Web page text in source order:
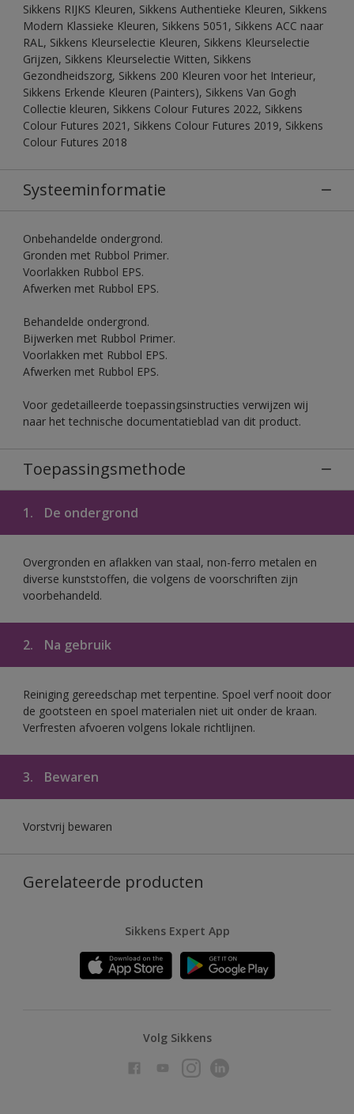
Sikkens RIJKS Kleuren, Sikkens Authentieke Kleuren, Sikkens
Modern Klassieke Kleuren, Sikkens 5051, Sikkens ACC naar
RAL, Sikkens Kleurselectie Kleuren, Sikkens Kleurselectie
Grijzen, Sikkens Kleurselectie Witten, Sikkens
Gezondheidszorg, Sikkens 200 Kleuren voor het Interieur,
Sikkens Erkende Kleuren (Painters), Sikkens Van Gogh
Collectie kleuren, Sikkens Colour Futures 2022, Sikkens
Colour Futures 2021, Sikkens Colour Futures 2019, Sikkens
Colour Futures 2018
Systeeminformatie
Onbehandelde ondergrond.
Gronden met Rubbol Primer.
Voorlakken Rubbol EPS.
Afwerken met Rubbol EPS.
Behandelde ondergrond.
Bijwerken met Rubbol Primer.
Voorlakken met Rubbol EPS.
Afwerken met Rubbol EPS.
Voor gedetailleerde toepassingsinstructies verwijzen wij
naar het technische documentatieblad van dit product.
Toepassingsmethode
1. De ondergrond
Overgronden en aflakken van staal, non-ferro metalen en
diverse kunststoffen, die volgens de voorschriften zijn
voorbehandeld.
2. Na gebruik
Reiniging gereedschap met terpentine. Spoel verf nooit door
de gootsteen en spoel materialen niet uit onder de kraan.
Verfresten afvoeren volgens lokale richtlijnen.
3. Bewaren
Vorstvrij bewaren
Gerelateerde producten
Sikkens Expert App
Volg Sikkens